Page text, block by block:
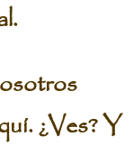
¿Ves? Y